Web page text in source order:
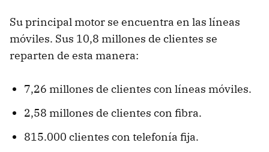
Su principal motor se encuentra en las líneas
móviles. Sus 10,8 millones de clientes se
reparten de esta manera:
7,26 millones de clientes con líneas móviles.
2,58 millones de clientes con fibra.
815.000 clientes con telefonía fija.